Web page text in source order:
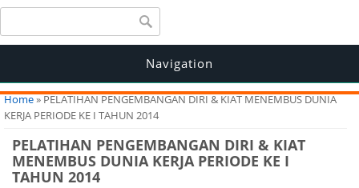
Search form
Navigation
You are here
Home» PELATIHAN PENGEMBANGAN DIRI & KIAT MENEMBUS DUNIA
KERJA PERIODE KE I TAHUN 2014
PELATIHAN PENGEMBANGAN DIRI & KIAT
MENEMBUS DUNIA KERJA PERIODE KE I
TAHUN 2014